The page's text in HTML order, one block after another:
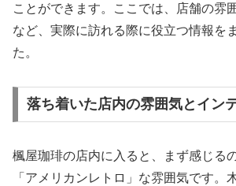
ことができます。ここでは、店舗の雰
など、実際に訪れる際に役立つ情報を
た。
落ち着いた店内の雰囲気とイン
楓屋珈琲の店内に入ると、まず感じる
「アメリカンレトロ」な雰囲気です。